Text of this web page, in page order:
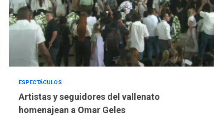
ESPECTÁCULOS
Artistas y seguidores del vallenato
homenajean a Omar Geles